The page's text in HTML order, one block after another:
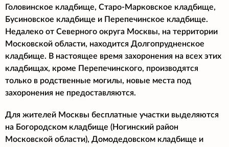
Головинское кладбище, Старо-Марковское кладбище,
Бусиновское кладбище и Перепечинское кладбище.
Недалеко от Северного округа Москвы, на территории
Московской области, находится Долгопрудненское
кладбище. В настоящее время захоронения на всех этих
кладбищах, кроме Перепечинского, производятся
только в родственные могилы, новые места под
захоронения не предоставляются.
Для жителей Москвы бесплатные участки выделяются
на Богородском кладбище (Ногинский район
Московской области), Домодедовском кладбище и